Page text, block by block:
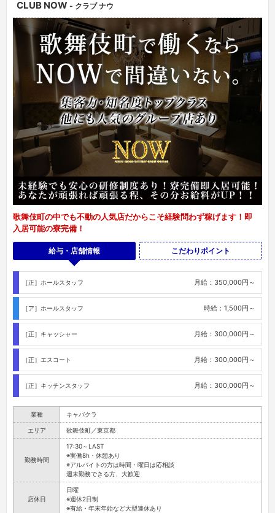
CLUB NOW - クラブ ナウ
歌舞伎町の中でも不動の人気店だからこそ経験問わず稼げます！即
入居可能の寮完備！
給与・店舗情報 こだわりポイント
［正］ホールスタッフ 月給：350,000円～
［ア］ホールスタッフ 時給：1,500円～
［正］キャッシャー 月給：300,000円～
［正］エスコート 月給：300,000円～
［正］キッチンスタッフ 月給：300,000円～
業種 キャバクラ
エリア 歌舞伎町／東京都
勤務時間
17:30～LAST
※実働8h・休憩あり
※アルバイトの方は時間・曜日は応相談
週末勤務できる方、大歓迎
店休日
日曜
※週休2日制
※有給・年末年始など大型連休あり